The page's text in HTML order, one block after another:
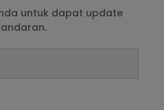
untuk dapat update